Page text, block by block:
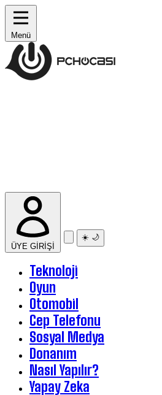
Menü
ÜYE GİRİŞİ
☀️ 🌙
Teknoloji
Oyun
Otomobil
Cep Telefonu
Sosyal Medya
Donanım
Nasıl Yapılır?
Yapay Zeka